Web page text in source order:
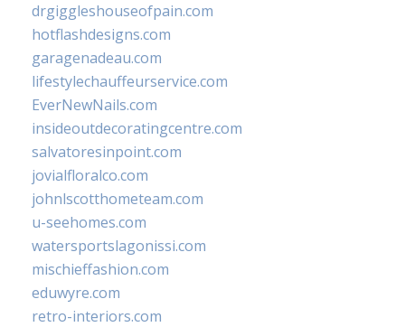
drgiggleshouseofpain.com
hotflashdesigns.com
garagenadeau.com
lifestylechauffeurservice.com
EverNewNails.com
insideoutdecoratingcentre.com
salvatoresinpoint.com
jovialfloralco.com
johnlscotthometeam.com
u-seehomes.com
watersportslagonissi.com
mischieffashion.com
eduwyre.com
retro-interiors.com